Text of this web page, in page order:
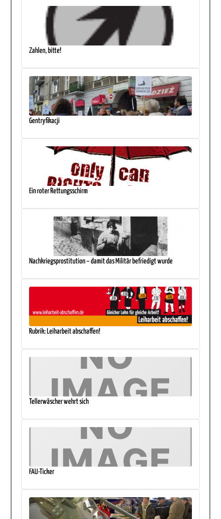
Zahlen, bitte!
Gentryfikacji
Ein roter Rettungsschirm
Nachkriegsprostitution – damit das Militär befriedigt wurde
Rubrik: Leiharbeit abschaffen!
Tellerwäscher wehrt sich
FAU-Ticker